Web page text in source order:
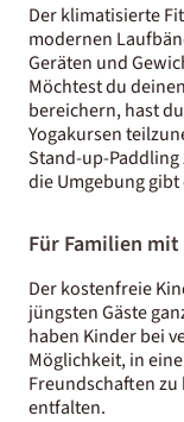
Der klimatisierte
modernen
Geräten und
Möchtest du
bereichern, hast
Yogakursen
Stand-up-
die Umgebung
Für Familien
Der kostenfreie
jüngsten Gäste
haben Kinder bei
Möglichkeit, in
Freundschaften
entfalten.